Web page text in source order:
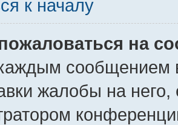
к началу
на
сообщением
жалобы на